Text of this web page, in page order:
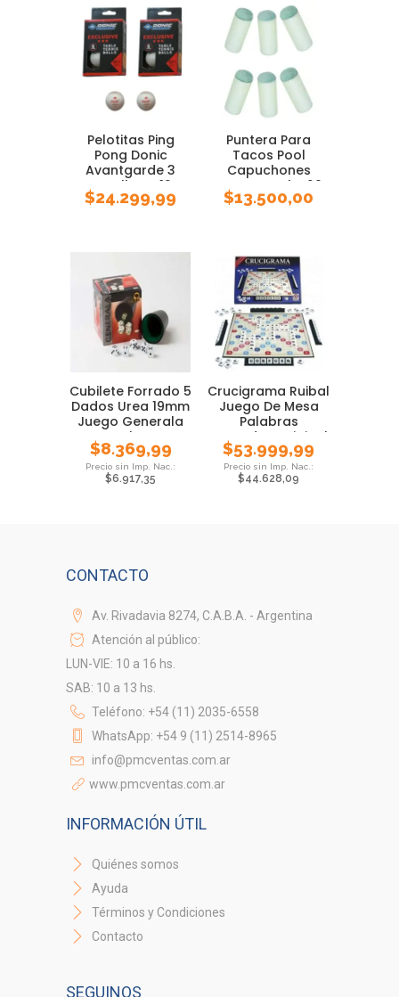
Pelotitas Ping
Pong Donic
Avantgarde 3
Estrellas X 12
Unidad
$24.299,99
Puntera Para
Tacos Pool
Capuchones
Puntas Pool X 20
Unidades
$13.500,00
Cubilete Forrado 5
Dados Urea 19mm
Juego Generala
Local Pmc
$8.369,99
$6.917,35
Crucigrama Ruibal
Juego De Mesa
Palabras
Cruzadas Original
$53.999,99
$44.628,09
CONTACTO
Av. Rivadavia 8274, C.A.B.A. - Argentina
Atención al público:
LUN-VIE: 10 a 16 hs.
SAB: 10 a 13 hs.
Teléfono: +54 (11) 2035-6558
WhatsApp: +54 9 (11) 2514-8965
info@pmcventas.com.ar
www.pmcventas.com.ar
INFORMACIÓN ÚTIL
Quiénes somos
Ayuda
Términos y Condiciones
Contacto
SEGUINOS